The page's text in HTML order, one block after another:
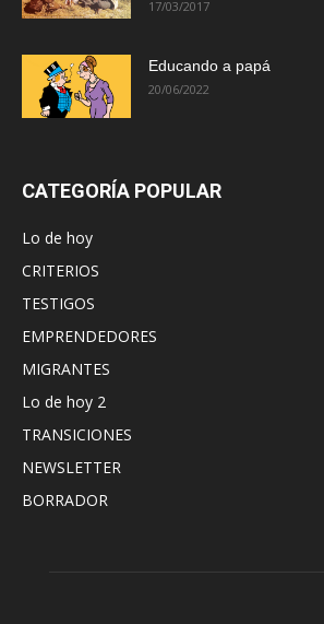
17/03/2017
Educando a papá
20/06/2022
CATEGORÍA POPULAR
Lo de hoy
CRITERIOS
TESTIGOS
EMPRENDEDORES
MIGRANTES
Lo de hoy 2
TRANSICIONES
NEWSLETTER
BORRADOR